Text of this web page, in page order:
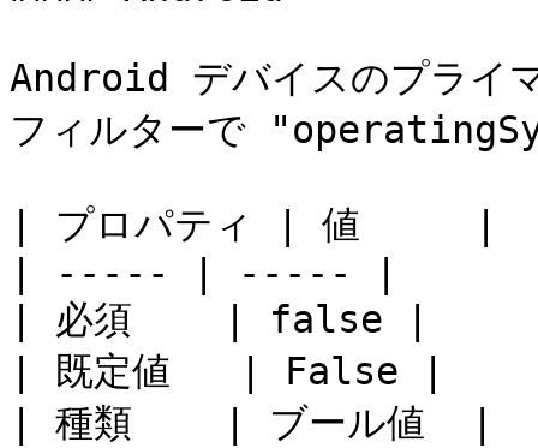
Android デバイスのプライ
フィルターで
| プロパティ | 値     |
| ----- | ----- |
| 必須    | false |
| 既定値   | False |
| 種類    | ブール値  |